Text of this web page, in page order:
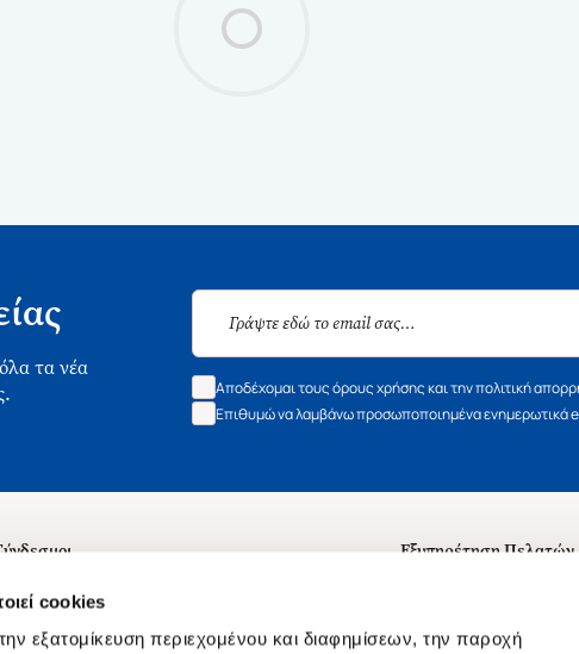
cookies
εξατομίκευση περιεχομένου και διαφημίσεων, την παροχή
τα νέα
Αποδέχομαι τους όρους χρήσης και την πολιτική
Επιθυμώ να λαμβάνω προσωποποιημένα ενημερωτικά
εμάς
Εξυπηρέτηση Πελατών